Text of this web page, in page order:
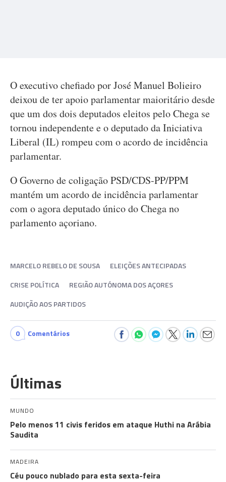
O executivo chefiado por José Manuel Bolieiro
deixou de ter apoio parlamentar maioritário desde
que um dos dois deputados eleitos pelo Chega se
tornou independente e o deputado da Iniciativa
Liberal (IL) rompeu com o acordo de incidência
parlamentar.
O Governo de coligação PSD/CDS-PP/PPM
mantém um acordo de incidência parlamentar
com o agora deputado único do Chega no
parlamento açoriano.
MARCELO REBELO DE SOUSA
ELEIÇÕES ANTECIPADAS
CRISE POLÍTICA
REGIÃO AUTÓNOMA DOS AÇORES
AUDIÇÃO AOS PARTIDOS
0 Comentários
Últimas
MUNDO
Pelo menos 11 civis feridos em ataque Huthi na Arábia
Saudita
MADEIRA
Céu pouco nublado para esta sexta-feira